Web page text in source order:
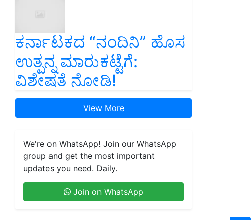
ಕರ್ನಾಟಕದ “ನಂದಿನಿ” ಹೊಸ
ಉತ್ಪನ್ನ ಮಾರುಕಟ್ಟೆಗೆ:
ವಿಶೇಷತೆ ನೋಡಿ!
View More
We're on WhatsApp! Join our WhatsApp
group and get the most important
updates you need. Daily.
Join on WhatsApp